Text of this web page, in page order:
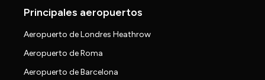
Principales aeropuertos
Aeropuerto de Londres Heathrow
Aeropuerto de Roma
Aeropuerto de Barcelona